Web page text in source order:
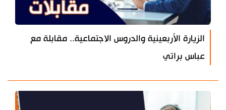
الزيارة الأربعينية والدروس الاجتماعية.. مقابلة مع
عباس براتي